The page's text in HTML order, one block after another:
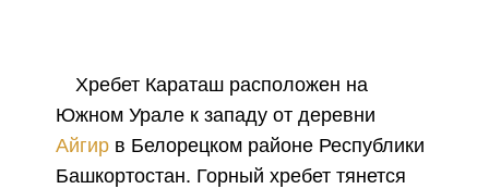
Хребет Караташ расположен на
Южном Урале к западу от деревни
Айгир в Белорецком районе Республики
Башкортостан. Горный хребет тянется